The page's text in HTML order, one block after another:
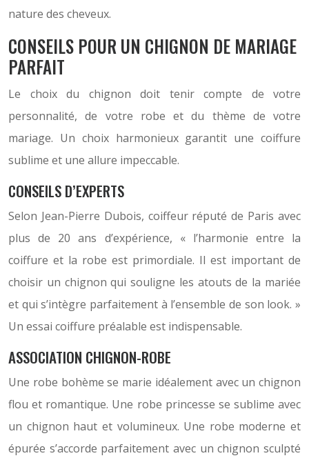
nature des cheveux.
CONSEILS POUR UN CHIGNON DE MARIAGE
PARFAIT
Le choix du chignon doit tenir compte de votre
personnalité, de votre robe et du thème de votre
mariage. Un choix harmonieux garantit une coiffure
sublime et une allure impeccable.
CONSEILS D’EXPERTS
Selon Jean-Pierre Dubois, coiffeur réputé de Paris avec
plus de 20 ans d’expérience, « l’harmonie entre la
coiffure et la robe est primordiale. Il est important de
choisir un chignon qui souligne les atouts de la mariée
et qui s’intègre parfaitement à l’ensemble de son look. »
Un essai coiffure préalable est indispensable.
ASSOCIATION CHIGNON-ROBE
Une robe bohème se marie idéalement avec un chignon
flou et romantique. Une robe princesse se sublime avec
un chignon haut et volumineux. Une robe moderne et
épurée s’accorde parfaitement avec un chignon sculpté